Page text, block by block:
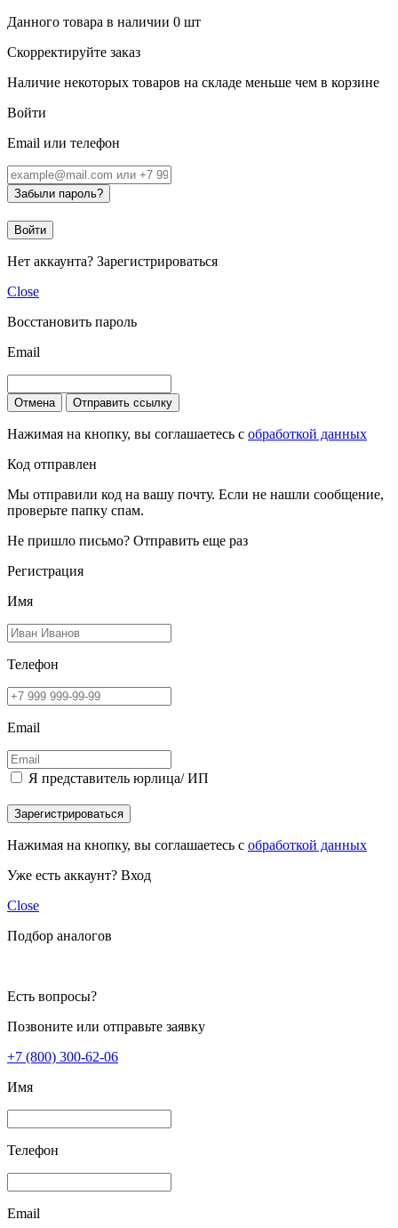
Данного товара в наличии 0 шт
Скорректируйте заказ
Наличие некоторых товаров на складе меньше чем в корзине
Войти
Email или телефон
Забыли пароль?
Войти
Нет аккаунта? Зарегистрироваться
Close
Восстановить пароль
Email
Отмена Отправить ссылку
Нажимая на кнопку, вы соглашаетесь с обработкой данных
Код отправлен
Мы отправили код на вашу почту. Если не нашли сообщение,
проверьте папку спам.
Не пришло письмо? Отправить еще раз
Регистрация
Имя
Телефон
Email
Я представитель юрлица/ ИП
Зарегистрироваться
Нажимая на кнопку, вы соглашаетесь с обработкой данных
Уже есть аккаунт? Вход
Close
Подбор аналогов
Есть вопросы?
Позвоните или отправьте заявку
+7 (800) 300-62-06
Имя
Телефон
Email